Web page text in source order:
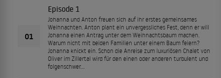
01
Episode 1
Johanna und Anton freuen sich auf ihr erstes gemeinsames
Weihnachten. Anton plant ein unvergessliches Fest, denn er will
Johanna einen Antrag unter dem Weihnachtsbaum machen.
Warum nicht mit beiden Familien unter einem Baum feiern?
Johanna knickt ein. Schon die Anreise zum luxuriösen Chalet von
Oliver im Zillertal wird für den einen oder anderen turbulent und
folgenschwer…